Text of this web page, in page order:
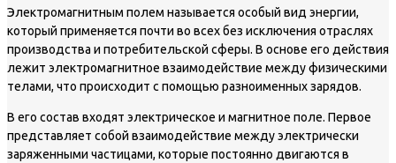
Электромагнитным полем называется особый вид энергии,
который применяется почти во всех без исключения отраслях
производства и потребительской сферы. В основе его действия
лежит электромагнитное взаимодействие между физическими
телами, что происходит с помощью разноименных зарядов.
В его состав входят электрическое и магнитное поле. Первое
представляет собой взаимодействие между электрически
заряженными частицами, которые постоянно двигаются в